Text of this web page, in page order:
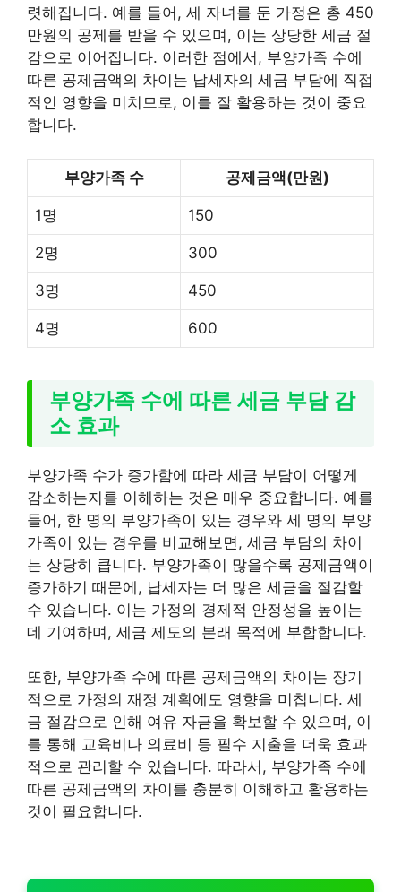
렷해집니다. 예를 들어, 세 자녀를 둔 가정은 총 450
만원의 공제를 받을 수 있으며, 이는 상당한 세금 절
감으로 이어집니다. 이러한 점에서, 부양가족 수에
따른 공제금액의 차이는 납세자의 세금 부담에 직접
적인 영향을 미치므로, 이를 잘 활용하는 것이 중요
합니다.
부양가족 수 공제금액(만원)
1명 150
2명 300
3명 450
4명 600
부양가족 수에 따른 세금 부담 감
소 효과
부양가족 수가 증가함에 따라 세금 부담이 어떻게
감소하는지를 이해하는 것은 매우 중요합니다. 예를
들어, 한 명의 부양가족이 있는 경우와 세 명의 부양
가족이 있는 경우를 비교해보면, 세금 부담의 차이
는 상당히 큽니다. 부양가족이 많을수록 공제금액이
증가하기 때문에, 납세자는 더 많은 세금을 절감할
수 있습니다. 이는 가정의 경제적 안정성을 높이는
데 기여하며, 세금 제도의 본래 목적에 부합합니다.
또한, 부양가족 수에 따른 공제금액의 차이는 장기
적으로 가정의 재정 계획에도 영향을 미칩니다. 세
금 절감으로 인해 여유 자금을 확보할 수 있으며, 이
를 통해 교육비나 의료비 등 필수 지출을 더욱 효과
적으로 관리할 수 있습니다. 따라서, 부양가족 수에
따른 공제금액의 차이를 충분히 이해하고 활용하는
것이 필요합니다.